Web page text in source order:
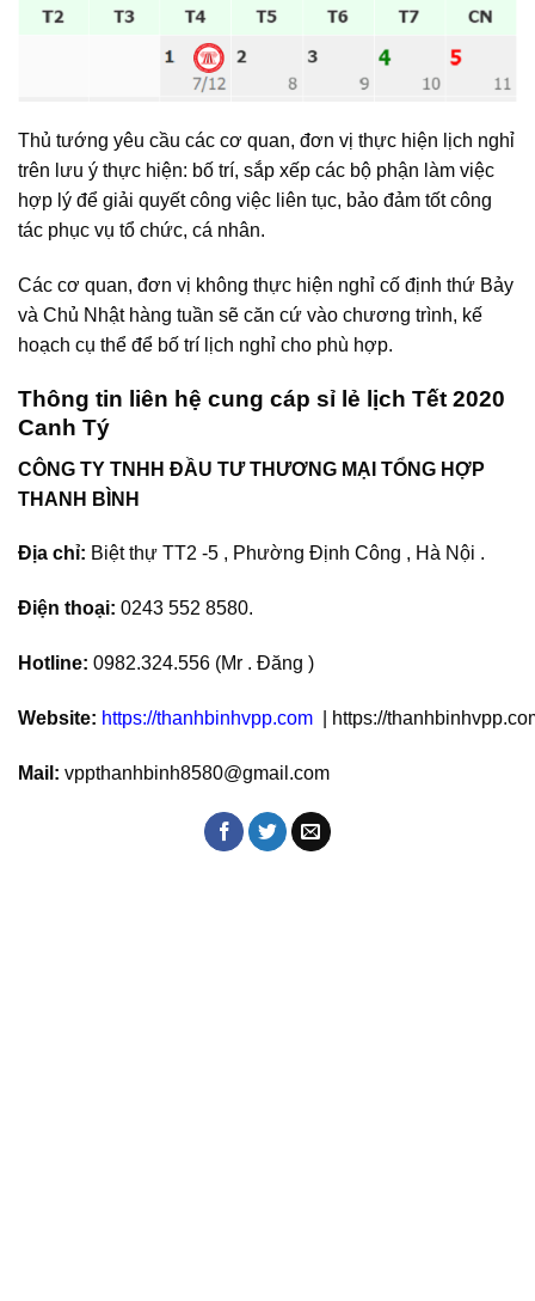
Thủ tướng yêu cầu các cơ quan, đơn vị thực hiện lịch nghỉ
trên lưu ý thực hiện: bố trí, sắp xếp các bộ phận làm việc
hợp lý để giải quyết công việc liên tục, bảo đảm tốt công
tác phục vụ tổ chức, cá nhân.
Các cơ quan, đơn vị không thực hiện nghỉ cố định thứ Bảy
và Chủ Nhật hàng tuần sẽ căn cứ vào chương trình, kế
hoạch cụ thể để bố trí lịch nghỉ cho phù hợp.
Thông tin liên hệ cung cáp sỉ lẻ lịch Tết 2020
Canh Tý
CÔNG TY TNHH ĐẦU TƯ THƯƠNG MẠI TỔNG HỢP
THANH BÌNH
Địa chỉ: Biệt thự TT2 -5 , Phường Định Công , Hà Nội .
Điện thoại: 0243 552 8580.
Hotline: 0982.324.556 (Mr . Đăng )
Website: https://thanhbinhvpp.com | https://
Mail: vppthanhbinh8580@gmail.com